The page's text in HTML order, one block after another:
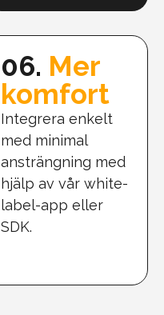
06. Mer
komfort
Integrera enkelt
med minimal
ansträngning med
hjälp av vår white-
label-app eller
SDK.